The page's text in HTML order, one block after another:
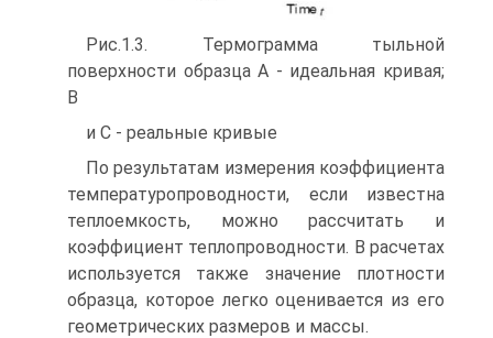
Рис.1.3. Термограмма тыльной
поверхности образца A - идеальная кривая;
B
и C - реальные кривые
По результатам измерения коэффициента
температуропроводности, если известна
теплоемкость, можно рассчитать и
коэффициент теплопроводности. В расчетах
используется также значение плотности
образца, которое легко оценивается из его
геометрических размеров и массы.